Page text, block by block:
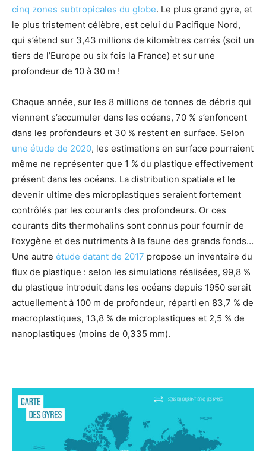
cinq zones subtropicales du globe. Le plus grand gyre, et
le plus tristement célèbre, est celui du Pacifique Nord,
qui s’étend sur 3,43 millions de kilomètres carrés (soit un
tiers de l’Europe ou six fois la France) et sur une
profondeur de 10 à 30 m !
Chaque année, sur les 8 millions de tonnes de débris qui
viennent s’accumuler dans les océans, 70 % s’enfoncent
dans les profondeurs et 30 % restent en surface. Selon
une étude de 2020, les estimations en surface pourraient
même ne représenter que 1 % du plastique effectivement
présent dans les océans. La distribution spatiale et le
devenir ultime des microplastiques seraient fortement
contrôlés par les courants des profondeurs. Or ces
courants dits thermohalins sont connus pour fournir de
l’oxygène et des nutriments à la faune des grands fonds…
Une autre étude datant de 2017 propose un inventaire du
flux de plastique : selon les simulations réalisées, 99,8 %
du plastique introduit dans les océans depuis 1950 serait
actuellement à 100 m de profondeur, réparti en 83,7 % de
macroplastiques, 13,8 % de microplastiques et 2,5 % de
nanoplastiques (moins de 0,335 mm).